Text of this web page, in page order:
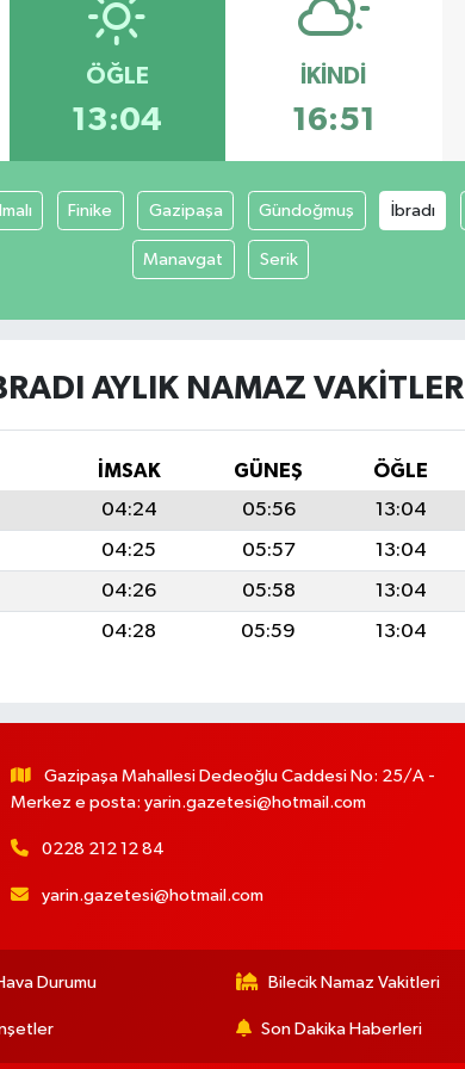
ÖĞLE
13:04
İKINDI
16:51
Finike Gazipaşa Gündoğmuş İbradı
Manavgat Serik
AYLIK NAMAZ VAKITLERI
İMSAK GÜNEŞ ÖĞLE
04:24 05:56 13:04
04:25 05:57 13:04
04:26 05:58 13:04
04:28 05:59 13:04
Gazipaşa Mahallesi Dedeoğlu Caddesi No: 25/A -
Merkez e posta: yarin.gazetesi@hotmail.com
0228 212 12 84
yarin.gazetesi@hotmail.com
Durumu Bilecik Namaz Vakitleri
Son Dakika Haberleri